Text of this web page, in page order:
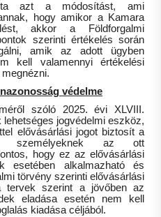
azt a módosítást, ami
hogy amikor a Kamara
akkor a Földforgalmi
szerinti értékelés során
amik az adott ügyben
kell valamennyi értékelési
védelme
szóló 2025. évi XLVIII.
jogvédelmi eszköz,
elővásárlási jogot biztosít a
személyeknek az ott
hogy ez az elővásárlási
alkalmazható és
törvény szerinti elővásárlási
tervek szerint a jövőben az
eladása esetén nem kell
kiadása céljából.